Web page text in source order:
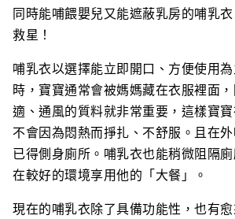
同時能哺餵嬰兒又能遮蔽乳房的哺乳
救星！
哺乳衣以選擇能立即開口、方便使用
時，寶寶通常會被媽媽藏在衣服裡面
適、通風的質料就非常重要，這樣寶
不會因為悶熱而掙扎、不舒服。且在
已得側身廁所。哺乳衣也能稍微阻隔
在較好的環境享用他的「大餐」。
現在的哺乳衣除了具備功能性，也有